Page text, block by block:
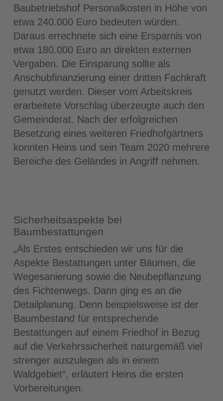
Baubetriebshof Personalkosten in Höhe von
etwa 240.000 Euro bedeuten würden.
Daraus errechnete sich eine Ersparnis von
etwa 180.000 Euro an direkten externen
Vergaben. Die Einsparung sollte als
Anschubfinanzierung einer dritten Fachkraft
genutzt werden. Dieser vom Arbeitskreis
erarbeitete Vorschlag überzeugte auch den
Gemeinderat. Nach der erfolgreichen
Besetzung eines weiteren Friedhofgärtners
konnten Heins und sein Team 2020 mehrere
Bereiche des Geländes in Angriff nehmen.
Sicherheitsaspekte bei
Baumbestattungen
„Als Erstes entschieden wir uns für die
Aspekte Bestattungen unter Bäumen, die
Wegesanierung sowie die Neubepflanzung
des Fichtenwegs. Dann ging es an die
Detailplanung. Denn beispielsweise ist der
Baumbestand für entsprechende
Bestattungen auf einem Friedhof in Bezug
auf die Verkehrssicherheit naturgemäß viel
strenger auszulegen als in einem
Waldgebiet“, erläutert Heins die ersten
Vorbereitungen.